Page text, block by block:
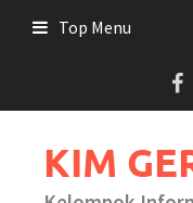
Top Menu
KIM